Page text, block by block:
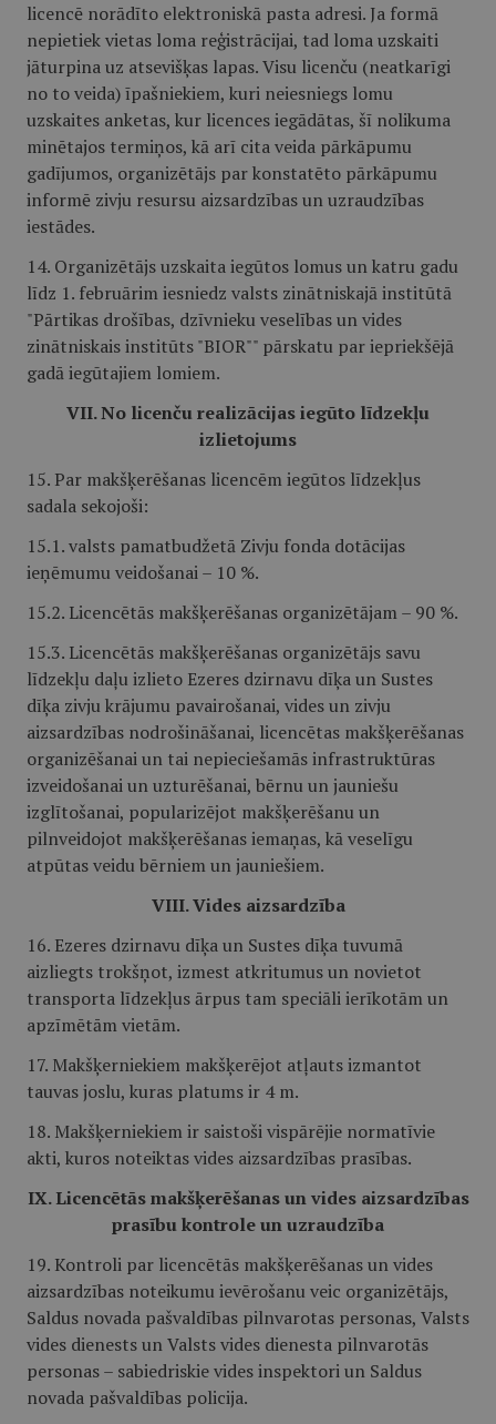
licencē norādīto elektroniskā pasta adresi. Ja formā
nepietiek vietas loma reģistrācijai, tad loma uzskaiti
jāturpina uz atsevišķas lapas. Visu licenču (neatkarīgi
no to veida) īpašniekiem, kuri neiesniegs lomu
uzskaites anketas, kur licences iegādātas, šī nolikuma
minētajos termiņos, kā arī cita veida pārkāpumu
gadījumos, organizētājs par konstatēto pārkāpumu
informē zivju resursu aizsardzības un uzraudzības
iestādes.
14. Organizētājs uzskaita iegūtos lomus un katru gadu
līdz 1. februārim iesniedz valsts zinātniskajā institūtā
"Pārtikas drošības, dzīvnieku veselības un vides
zinātniskais institūts "BIOR"" pārskatu par iepriekšējā
gadā iegūtajiem lomiem.
VII. No licenču realizācijas iegūto līdzekļu
izlietojums
15. Par makšķerēšanas licencēm iegūtos līdzekļus
sadala sekojoši:
15.1. valsts pamatbudžetā Zivju fonda dotācijas
ieņēmumu veidošanai – 10 %.
15.2. Licencētās makšķerēšanas organizētājam – 90 %.
15.3. Licencētās makšķerēšanas organizētājs savu
līdzekļu daļu izlieto Ezeres dzirnavu dīķa un Sustes
dīķa zivju krājumu pavairošanai, vides un zivju
aizsardzības nodrošināšanai, licencētas makšķerēšanas
organizēšanai un tai nepieciešamās infrastruktūras
izveidošanai un uzturēšanai, bērnu un jauniešu
izglītošanai, popularizējot makšķerēšanu un
pilnveidojot makšķerēšanas iemaņas, kā veselīgu
atpūtas veidu bērniem un jauniešiem.
VIII. Vides aizsardzība
16. Ezeres dzirnavu dīķa un Sustes dīķa tuvumā
aizliegts trokšņot, izmest atkritumus un novietot
transporta līdzekļus ārpus tam speciāli ierīkotām un
apzīmētām vietām.
17. Makšķerniekiem makšķerējot atļauts izmantot
tauvas joslu, kuras platums ir 4 m.
18. Makšķerniekiem ir saistoši vispārējie normatīvie
akti, kuros noteiktas vides aizsardzības prasības.
IX. Licencētās makšķerēšanas un vides aizsardzības
prasību kontrole un uzraudzība
19. Kontroli par licencētās makšķerēšanas un vides
aizsardzības noteikumu ievērošanu veic organizētājs,
Saldus novada pašvaldības pilnvarotas personas, Valsts
vides dienests un Valsts vides dienesta pilnvarotās
personas – sabiedriskie vides inspektori un Saldus
novada pašvaldības policija.